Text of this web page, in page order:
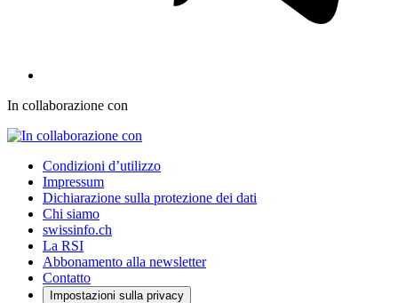
In collaborazione con
Condizioni d’utilizzo
Impressum
Dichiarazione sulla protezione dei dati
Chi siamo
swissinfo.ch
La RSI
Abbonamento alla newsletter
Contatto
Impostazioni sulla privacy